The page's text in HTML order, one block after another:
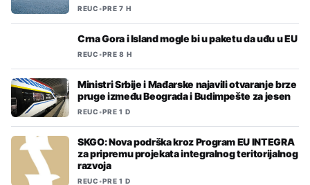
REUC•PRE 7 H
Crna Gora i Island mogle bi u paketu da uđu u EU
REUC•PRE 8 H
Ministri Srbije i Mađarske najavili otvaranje brze
pruge između Beograda i Budimpešte za jesen
REUC•PRE 1 D
SKGO: Nova podrška kroz Program EU INTEGRA
za pripremu projekata integralnog teritorijalnog
razvoja
REUC•PRE 1 D